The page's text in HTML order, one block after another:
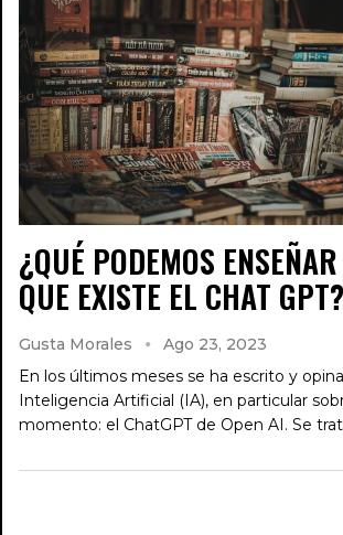
¿QUÉ PODEMOS
QUE EXISTE EL CHAT GPT?
Gusta Morales
Ago 23, 2023
En los últimos meses se ha escrito y
Inteligencia Artificial (IA), en particular
momento: el ChatGPT de Open AI. Se